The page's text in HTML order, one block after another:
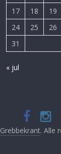
17
18 19
24
25 26
31
« jul
Grebbekrant. Alle